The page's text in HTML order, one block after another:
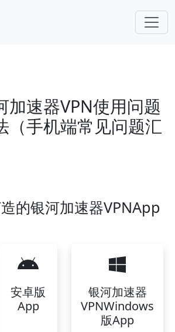
加速器VPN使用问题
（手机端常见问题汇
的银河加速器VPNApp
安卓版
App
银河加速器
VPNWindows
版App